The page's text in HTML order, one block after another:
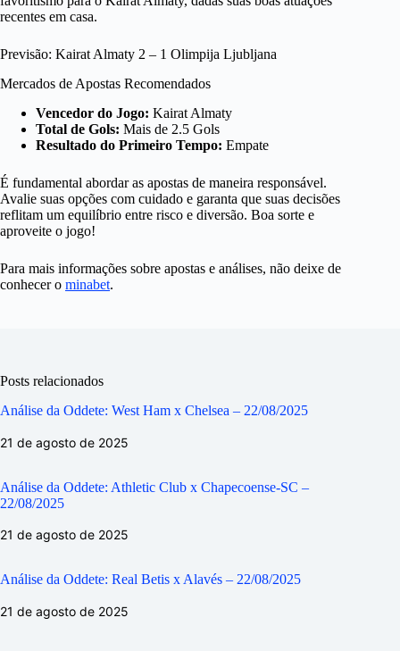
recentes em casa.
Previsão: Kairat Almaty 2 – 1 Olimpija Ljubljana
Mercados de Apostas Recomendados
Vencedor do Jogo: Kairat Almaty
Total de Gols: Mais de 2.5 Gols
Resultado do Primeiro Tempo: Empate
É fundamental abordar as apostas de maneira responsável.
Avalie suas opções com cuidado e garanta que suas decisões
reflitam um equilíbrio entre risco e diversão. Boa sorte e
aproveite o jogo!
Para mais informações sobre apostas e análises, não deixe de
conhecer o minabet.
Posts relacionados
Análise da Oddete: West Ham x Chelsea – 22/08/2025
21 de agosto de 2025
Análise da Oddete: Athletic Club x Chapecoense-SC –
22/08/2025
21 de agosto de 2025
Análise da Oddete: Real Betis x Alavés – 22/08/2025
21 de agosto de 2025